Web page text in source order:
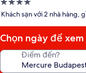
Nơi
lưu
4.0
sao
Khách sạn với 2 nhà hàng,
Chọn ngày để xem
Điểm đến?